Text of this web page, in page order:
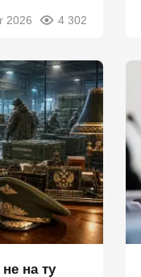
2026 4 302
на ту